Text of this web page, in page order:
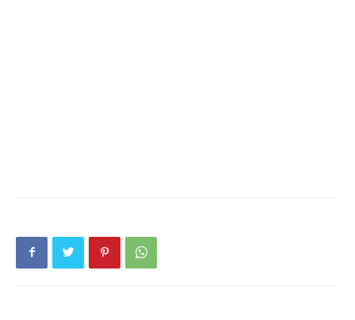
Download PhotoCard